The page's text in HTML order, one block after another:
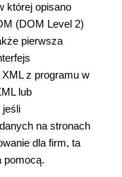
której opisano
(DOM Level 2)
pierwsza
z programu w
lub
jeśli
na stronach
dla firm, ta
pomocą.